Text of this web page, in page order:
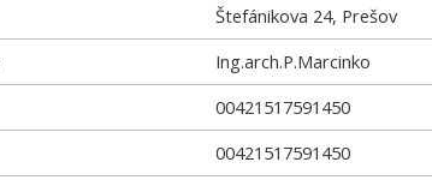
Štefánikova 24, Prešov
Ing.arch.P.Marcinko
00421517591450
00421517591450